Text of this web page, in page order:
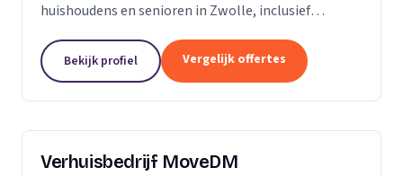
huishoudens en senioren in Zwolle, inclusief
zorginstellingen.
Bekijk profiel Vergelijk offertes
Verhuisbedrijf MoveDM